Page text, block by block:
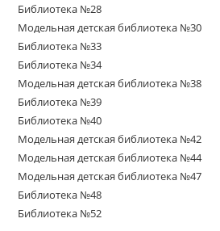
Библиотека №28
Модельная детская библиотека №30
Библиотека №33
Библиотека №34
Модельная детская библиотека №38
Библиотека №39
Библиотека №40
Модельная детская библиотека №42
Модельная детская библиотека №44
Модельная детская библиотека №47
Библиотека №48
Библиотека №52